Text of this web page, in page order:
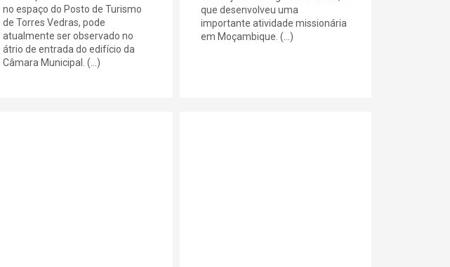
no espaço do Posto de Turismo
de Torres Vedras, pode
atualmente ser observado no
átrio de entrada do edifício da
Câmara Municipal. (...)
que desenvolveu uma
importante atividade missionária
em Moçambique. (...)